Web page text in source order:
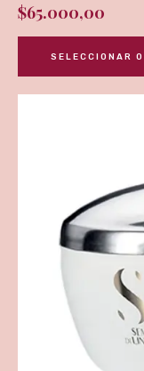
$65.000,00
SELECCIONAR